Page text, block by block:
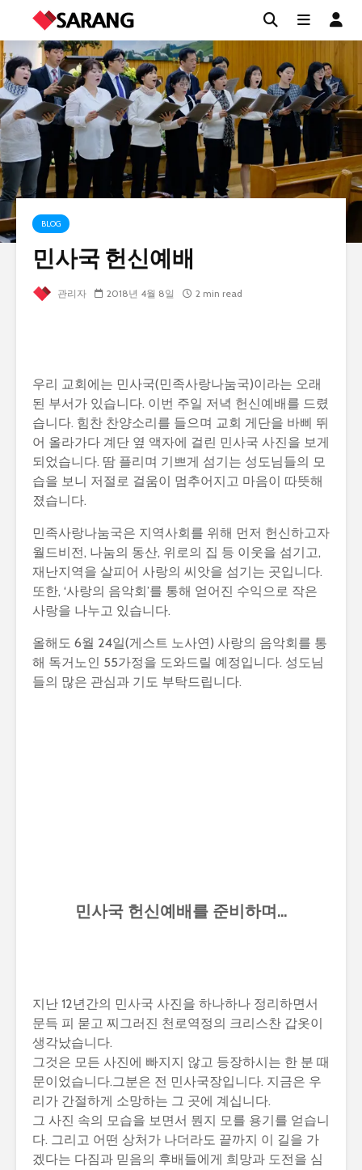
BLOG
민사국 헌신예배
관리자 2018년 4월 8일 2 min read
우리 교회에는 민사국(민족사랑나눔국)이라는 오래
된 부서가 있습니다. 이번 주일 저녁 헌신예배를 드렸
습니다. 힘찬 찬양소리를 들으며 교회 게단을 바삐 뛰
어 올라가다 계단 옆 액자에 걸린 민사국 사진을 보게
되었습니다. 땀 플리며 기쁘게 섬기는 성도님들의 모
습을 보니 저절로 걸움이 멈추어지고 마음이 따뜻해
졌습니다.
민족사랑나눔국은 지역사회를 위해 먼저 헌신하고자
월드비전, 나눔의 동산, 위로의 집 등 이웃을 섬기고,
재난지역을 살피어 사랑의 씨앗을 섬기는 곳입니다.
또한, ‘사랑의 음악회’를 통해 얻어진 수익으로 작은
사랑을 나누고 있습니다.
올해도 6월 24일(게스트 노사연) 사랑의 음악회를 통
해 독거노인 55가정을 도와드릴 예정입니다. 성도님
들의 많은 관심과 기도 부탁드립니다.
민사국 헌신예배를 준비하며…
지난 12년간의 민사국 사진을 하나하나 정리하면서
문득 피 묻고 찌그러진 천로역정의 크리스찬 갑옷이
생각났습니다.
그것은 모든 사진에 빠지지 않고 등장하시는 한 분 때
문이었습니다.그분은 전 민사국장입니다. 지금은 우
리가 간절하게 소망하는 그 곳에 계십니다.
그 사진 속의 모습을 보면서 뭔지 모를 용기를 얻습니
다. 그리고 어떤 상처가 나더라도 끝까지 이 길을 가
겠다는 다짐과 믿음의 후배들에게 희망과 도전을 심